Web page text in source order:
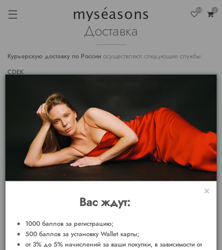
☰ 92 0
Доставка
Курьерскую доставку по России осуществляют следующие службы:
CDEK
Сроки доставки зависят от вашего региона и составляют от 1 до 8
рабочих дней.
Временно возможности доставки зарубеж ограничены по
независящим от нас причинам. Просьба связаться с нами перед
оформлением заказа.
Сроки доставки зависят от вашего региона. От 2 до 10 дней. В
настоящее время в связи с геополитической ситуацией в стране, сроки
При оформлении заказа наш менеджер свяжется с вами для уточнения
Мы стараемся делать все возможное, чтобы заказ был доставлен
вам, как можно раньше.
×
Вас ждут:
1000 баллов за регистрацию;
500 баллов за установку Wallet карты;
от 3% до 5% начислений за ваши покупки, в зависимости от